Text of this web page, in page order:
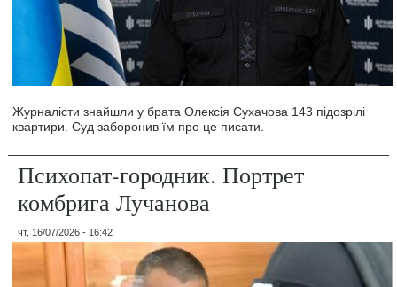
Журналісти знайшли у брата Олексія Сухачова 143 підозрілі
квартири. Суд заборонив їм про це писати.
Психопат-городник. Портрет
комбрига Лучанова
чт, 16/07/2026 - 16:42